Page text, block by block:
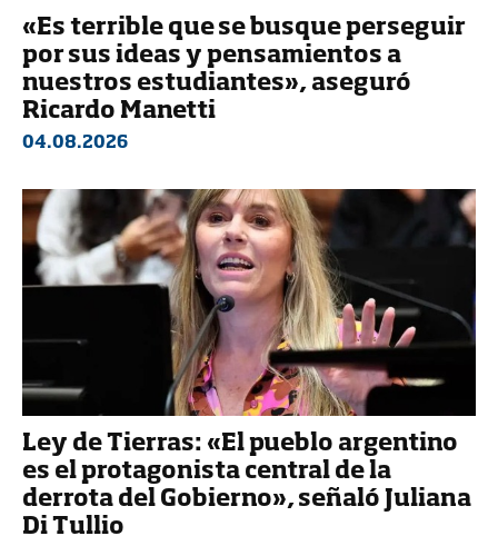
«Es terrible que se busque perseguir
por sus ideas y pensamientos a
nuestros estudiantes», aseguró
Ricardo Manetti
04.08.2026
Ley de Tierras: «El pueblo argentino
es el protagonista central de la
derrota del Gobierno», señaló Juliana
Di Tullio